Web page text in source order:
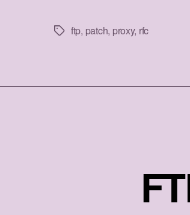
Метки
ftp, patch, proxy, rfc